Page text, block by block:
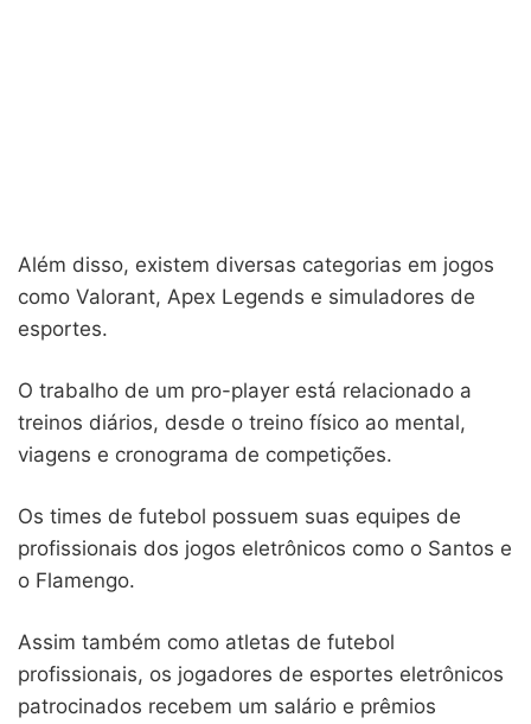
Além disso, existem diversas categorias em jogos
como Valorant, Apex Legends e simuladores de
esportes.
O trabalho de um pro-player está relacionado a
treinos diários, desde o treino físico ao mental,
viagens e cronograma de competições.
Os times de futebol possuem suas equipes de
profissionais dos jogos eletrônicos como o Santos e
o Flamengo.
Assim também como atletas de futebol
profissionais, os jogadores de esportes eletrônicos
patrocinados recebem um salário e prêmios